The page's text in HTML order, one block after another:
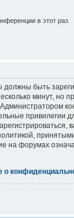
в этот раз
быть
минут, но
привилегии
на форумах
о